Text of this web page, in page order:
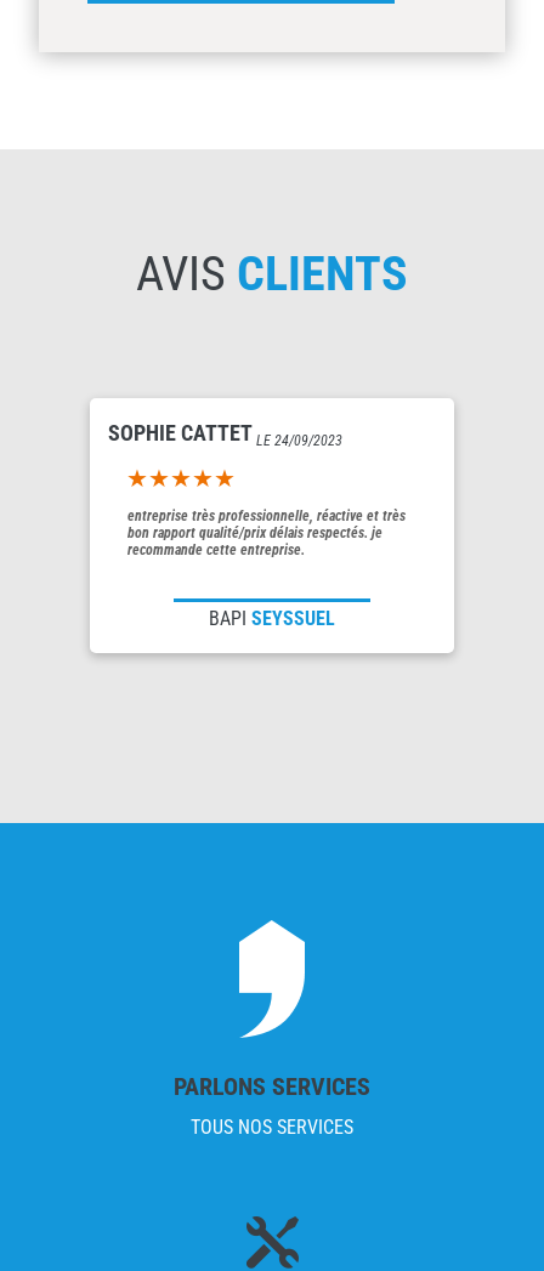
AVIS CLIENTS
SOPHIE CATTET LE 24/09/2023
5out of 5
entreprise très professionnelle, réactive et très
bon rapport qualité/prix délais respectés. je
recommande cette entreprise.
BAPI SEYSSUEL
PARLONS SERVICES
TOUS NOS SERVICES
